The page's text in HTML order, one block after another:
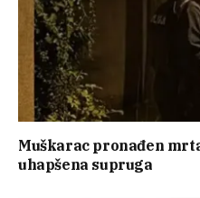
Muškarac pronađen
uhapšena supruga